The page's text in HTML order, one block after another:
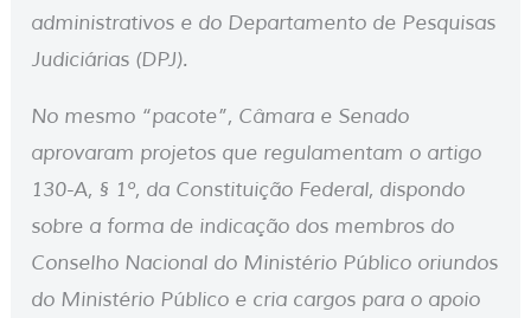
administrativos e do Departamento de Pesquisas
Judiciárias (DPJ).
No mesmo “pacote”, Câmara e Senado
aprovaram projetos que regulamentam o artigo
130-A, § 1º, da Constituição Federal, dispondo
sobre a forma de indicação dos membros do
Conselho Nacional do Ministério Público oriundos
do Ministério Público e cria cargos para o apoio